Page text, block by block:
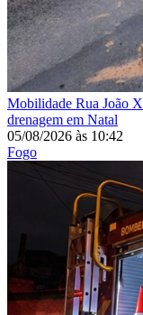
Mobilidade Rua João
drenagem em Natal
05/08/2026 às 10:42
Fogo